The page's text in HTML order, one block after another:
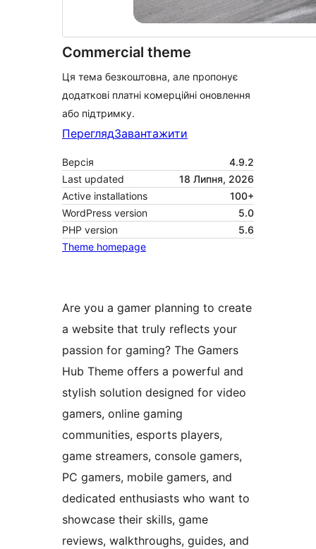
Commercial theme
Ця тема безкоштовна, але пропонує
додаткові платні комерційні оновлення
або підтримку.
ПереглядЗавантажити
Версія
4.9.2
Last updated
18 Липня, 2026
Active installations
100+
WordPress version
5.0
PHP version
5.6
Theme homepage
Are you a gamer planning to create
a website that truly reflects your
passion for gaming? The Gamers
Hub Theme offers a powerful and
stylish solution designed for video
gamers, online gaming
communities, esports players,
game streamers, console gamers,
PC gamers, mobile gamers, and
dedicated enthusiasts who want to
showcase their skills, game
reviews, walkthroughs, guides, and